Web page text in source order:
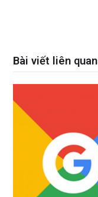
Bài viết liên quan